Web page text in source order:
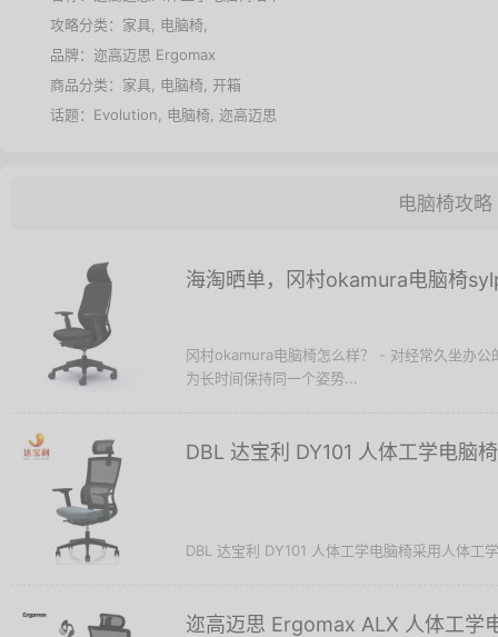
攻略分类： 家具 电脑椅
品牌： 迩高迈思 Ergomax
商品分类： 家具 电脑椅 开箱
话题： Evolution 电脑椅 迩高迈思
电脑椅攻略
海淘晒单，冈村okamura电脑椅
冈村okamura电脑椅怎么样？ - 对经常久坐办
为长时间保持同一个姿势...
DBL 达宝利 DY101 人体工学电脑
DBL 达宝利 DY101 人体工学电脑椅采用人体工
迩高迈思 Ergomax ALX 人体工学